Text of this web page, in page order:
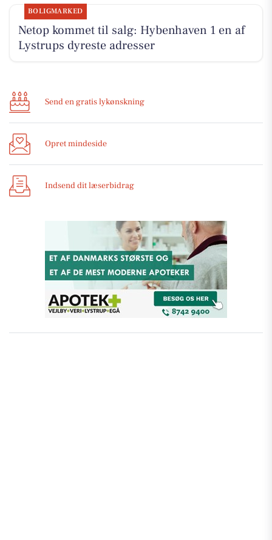
BOLIGMARKED
Netop kommet til salg: Hybenhaven 1 en af
Lystrups dyreste adresser
Send en gratis lykønskning
Opret mindeside
Indsend dit læserbidrag